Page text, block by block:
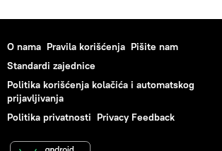
O nama Pravila korišćenja Pišite nam
Standardi zajednice
Politika korišćenja kolačića i automatskog
prijavljivanja
Politika privatnosti Privacy Feedback